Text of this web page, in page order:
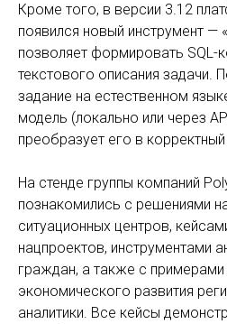
Кроме того, в версии 3.12
появился новый инструмент —
позволяет формировать SQL-
текстового описания задачи.
задание на естественном
модель (локально или через
преобразует его в
На стенде группы компаний
познакомились с решениями
ситуационных центров,
нацпроектов, инструментами
граждан, а также с
экономического развития
аналитики. Все кейсы